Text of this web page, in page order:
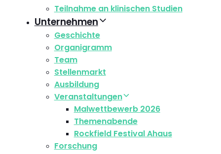
Teilnahme an klinischen Studien
Unternehmen
Geschichte
Organigramm
Team
Stellenmarkt
Ausbildung
Veranstaltungen
Malwettbewerb 2026
Themenabende
Rockfield Festival Ahaus
Forschung